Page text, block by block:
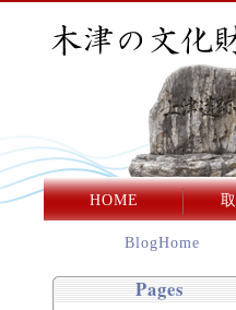
HOME
BlogHome
Pages